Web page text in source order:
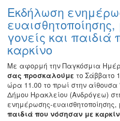
Εκδήλωση
γονείς και
καρκίνο
Με αφορμή την Παγκόσμια
σας προσκαλούμε το Σάββατο
ώρα 11.00 το πρωί στην αίθουσα
Δήμου Ηρακλείου (Ανδρόγεω)
ενημέρωσης-ευαισθητοποίησης,
παιδιά που νόσησαν με